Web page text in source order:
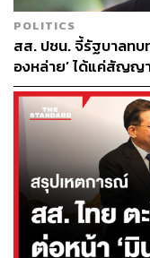
เลขาธิการสำนักงาน
ความคลาดเคลื่อนทา
ระบบ GF ซึ่ง สปส. เพิ่
การบันทึกรายการท
ในระบบ ปัจจุบัน สป
ข้อมูลจาก สตง. มาเ
คืบหน้าต่อรัฐมนตรีทุ
วัน เพื่อยืนยันว่าไม่
การแก้ไขปัญหานี้ไป
บริหารจัดการเงินน
POLITICS
สส. ปชน. จี้รัฐบาลทบ
องหล่าย’ ได้แค่สัญญ